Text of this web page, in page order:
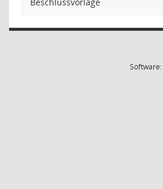
Software: